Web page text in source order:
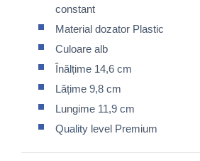
constant
Material dozator Plastic
Culoare alb
Înălțime 14,6 cm
Lățime 9,8 cm
Lungime 11,9 cm
Quality level Premium